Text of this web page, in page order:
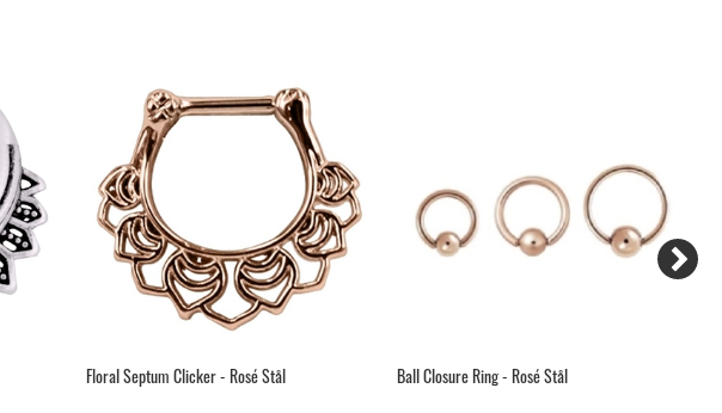
Floral Septum Clicker - Rosé Stål Ball Closure Ring - Rosé Stål